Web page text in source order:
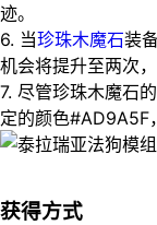
迹。
6. 当珍珠木魔石装
机会将提升至两次
7. 尽管珍珠木魔石
定的颜色#AD9A5F
获得方式